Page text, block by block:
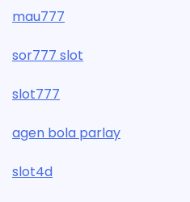
mau777
sor777 slot
slot777
agen bola parlay
slot4d